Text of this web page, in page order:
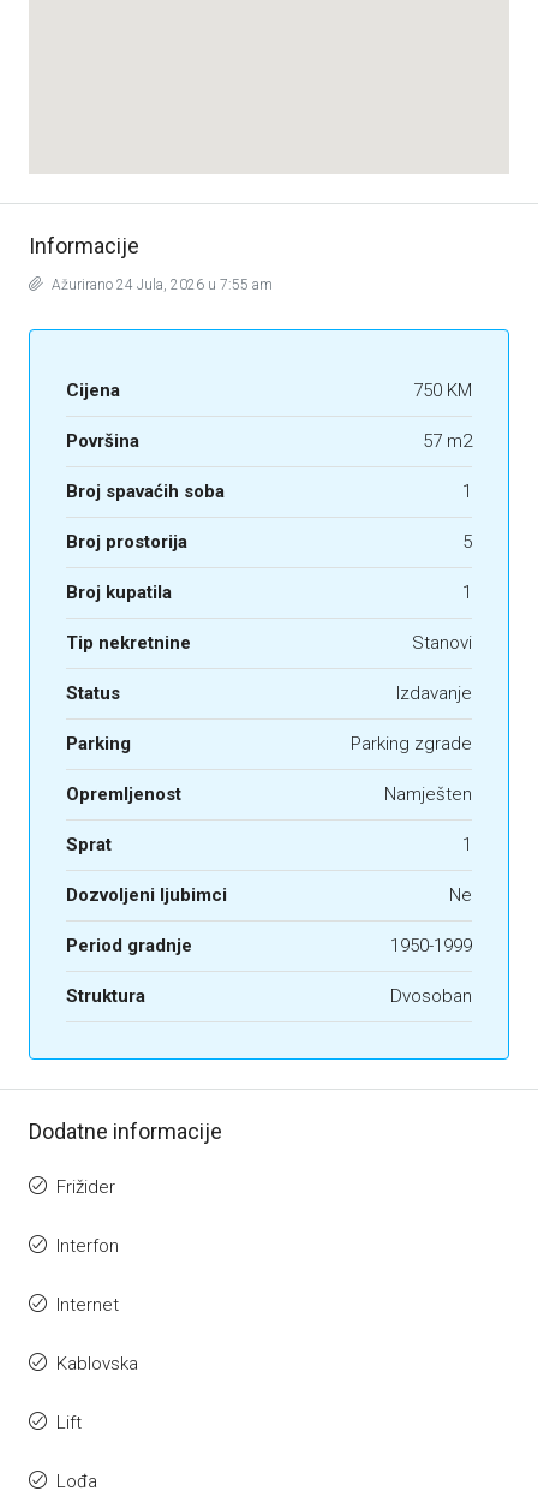
Informacije
Ažurirano 24 Jula, 2026 u 7:55 am
Cijena 750 KM
Površina 57 m2
Broj spavaćih soba 1
Broj prostorija 5
Broj kupatila 1
Tip nekretnine Stanovi
Status Izdavanje
Parking Parking zgrade
Opremljenost Namješten
Sprat 1
Dozvoljeni ljubimci Ne
Period gradnje 1950-1999
Struktura Dvosoban
Dodatne informacije
Frižider
Interfon
Internet
Kablovska
Lift
Lođa